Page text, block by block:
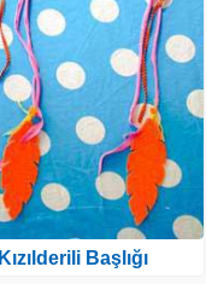
Kızılderili Başlığı